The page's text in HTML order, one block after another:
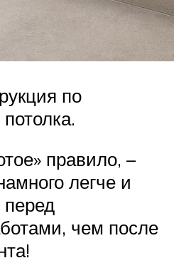
по
правило, –
легче и
чем после